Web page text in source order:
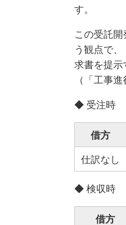
す。
この受託
う観点で、
求書を提示
（「工事
◆ 受注時
借方
仕訳なし
◆ 検収時
借方